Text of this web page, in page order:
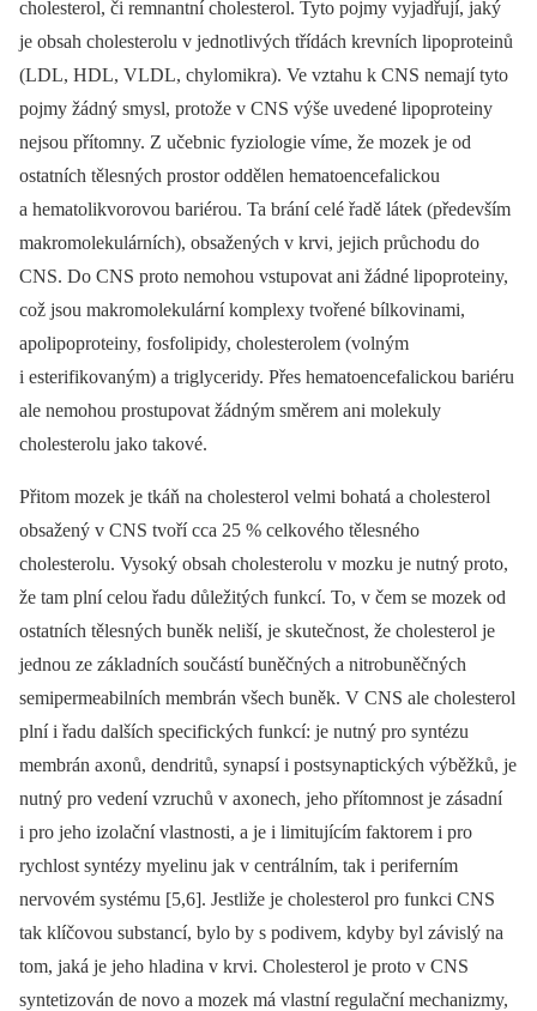
cholesterol, či remnantní cholesterol. Tyto pojmy vyjadřují, jaký
je obsah cholesterolu v jednotlivých třídách krevních lipoproteinů
(LDL, HDL, VLDL, chylomikra). Ve vztahu k CNS nemají tyto
pojmy žádný smysl, protože v CNS výše uvedené lipoproteiny
nejsou přítomny. Z učebnic fyziologie víme, že mozek je od
ostatních tělesných prostor oddělen hematoencefalickou
a hematolikvorovou bariérou. Ta brání celé řadě látek (především
makromolekulárních), obsažených v krvi, jejich průchodu do
CNS. Do CNS proto nemohou vstupovat ani žádné lipoproteiny,
což jsou makromolekulární komplexy tvořené bílkovinami,
apolipoproteiny, fosfolipidy, cholesterolem (volným
i esterifikovaným) a triglyceridy. Přes hematoencefalickou bariéru
ale nemohou prostupovat žádným směrem ani molekuly
cholesterolu jako takové.
Přitom mozek je tkáň na cholesterol velmi bohatá a cholesterol
obsažený v CNS tvoří cca 25 % celkového tělesného
cholesterolu. Vysoký obsah cholesterolu v mozku je nutný proto,
že tam plní celou řadu důležitých funkcí. To, v čem se mozek od
ostatních tělesných buněk neliší, je skutečnost, že cholesterol je
jednou ze základních součástí buněčných a nitrobuněčných
semipermeabilních membrán všech buněk. V CNS ale cholesterol
plní i řadu dalších specifických funkcí: je nutný pro syntézu
membrán axonů, dendritů, synapsí i postsynaptických výběžků, je
nutný pro vedení vzruchů v axonech, jeho přítomnost je zásadní
i pro jeho izolační vlastnosti, a je i limitujícím faktorem i pro
rychlost syntézy myelinu jak v centrálním, tak i periferním
nervovém systému [5,6]. Jestliže je cholesterol pro funkci CNS
tak klíčovou substancí, bylo by s podivem, kdyby byl závislý na
tom, jaká je jeho hladina v krvi. Cholesterol je proto v CNS
syntetizován de novo a mozek má vlastní regulační mechanizmy,